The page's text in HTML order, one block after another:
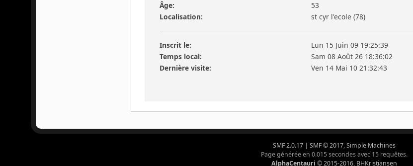
Âge:
53
Localisation:
st cyr l'ecole (78)
Inscrit le:
Lun 15 Juin 09 19:25:39
Temps local:
Sam 08 Août 26 18:36:02
Dernière visite:
Ven 14 Mai 10 21:32:43
SMF 2.0.17| SMF © 2017,Simple Machines
Page générée en 0.015 secondes avec 15 requêtes.
AlphaCentauri © 2015-2016, BHKristiansen